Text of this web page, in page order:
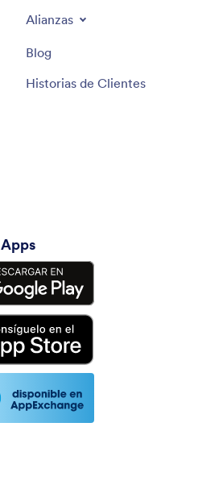
Alianzas
Blog
Historias de Clientes
Apps